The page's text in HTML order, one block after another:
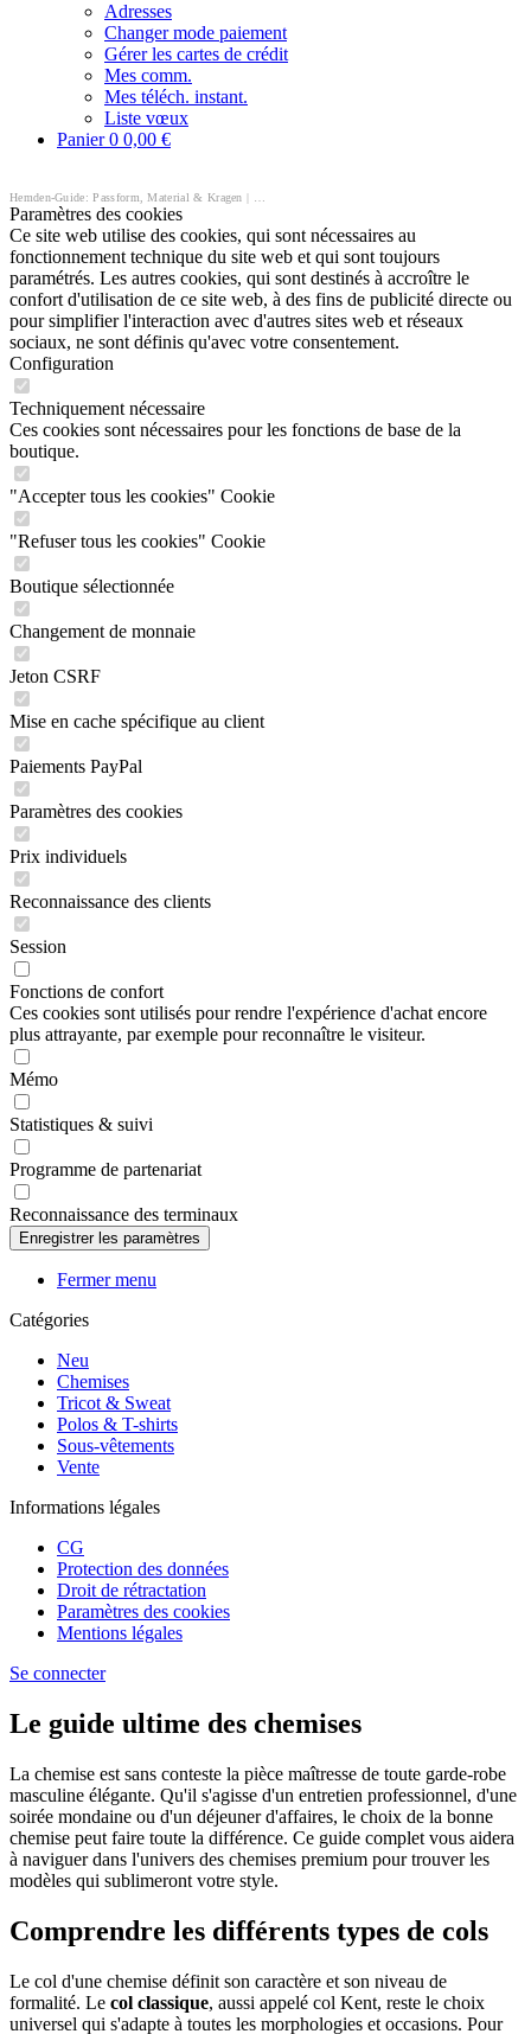
Adresses
Changer mode paiement
Gérer les cartes de crédit
Mes comm.
Mes téléch. instant.
Liste vœux
Panier0 0,00 €
Paramètres des cookies
Ce site web utilise des cookies, qui sont nécessaires au
fonctionnement technique du site web et qui sont toujours
paramétrés. Les autres cookies, qui sont destinés à accroître le
confort d'utilisation de ce site web, à des fins de publicité directe ou
pour simplifier l'interaction avec d'autres sites web et réseaux
sociaux, ne sont définis qu'avec votre consentement.
Configuration
Techniquement nécessaire
Ces cookies sont nécessaires pour les fonctions de base de la
boutique.
"Accepter tous les cookies" Cookie
"Refuser tous les cookies" Cookie
Boutique sélectionnée
Changement de monnaie
Jeton CSRF
Mise en cache spécifique au client
Paiements PayPal
Paramètres des cookies
Prix individuels
Reconnaissance des clients
Session
Fonctions de confort
Ces cookies sont utilisés pour rendre l'expérience d'achat encore
plus attrayante, par exemple pour reconnaître le visiteur.
Mémo
Statistiques & suivi
Programme de partenariat
Reconnaissance des terminaux
Fermer menu
Catégories
Neu
Chemises
Tricot & Sweat
Polos & T-shirts
Sous-vêtements
Vente
Informations légales
CG
Protection des données
Droit de rétractation
Paramètres des cookies
Mentions légales
Se connecter
Le guide ultime des chemises
La chemise est sans conteste la pièce maîtresse de toute garde-robe
masculine élégante. Qu'il s'agisse d'un entretien professionnel, d'une
soirée mondaine ou d'un déjeuner d'affaires, le choix de la bonne
chemise peut faire toute la différence. Ce guide complet vous aidera
à naviguer dans l'univers des chemises premium pour trouver les
modèles qui sublimeront votre style.
Comprendre les différents types de cols
Le col d'une chemise définit son caractère et son niveau de
formalité. Le col classique, aussi appelé col Kent, reste le choix
universel qui s'adapte à toutes les morphologies et occasions. Pour